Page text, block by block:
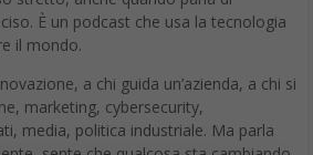
È un podcast che usa la tecnologia
il mondo.
a chi guida un’azienda, a chi si
marketing, cybersecurity,
media, politica industriale. Ma parla